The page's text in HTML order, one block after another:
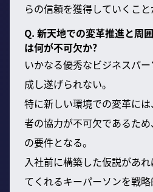
らの信頼を獲得していくこと
Q. 新天地での変革推進と周
は何が不可欠か?
いかなる優秀なビジネスパ
成し遂げられない。
特に新しい環境での変革に
者の協力が不可欠であるた
の要件となる。
入社前に構築した仮説があ
てくれるキーパーソンを戦